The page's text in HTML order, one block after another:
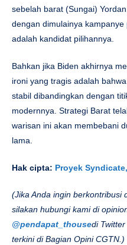
sebelah barat (Sungai)
dengan dimulainya
adalah kandidat pilihannya.
Bahkan jika Biden akhirnya
ironi yang tragis adalah
stabil dibandingkan dengan
modernnya. Strategi Barat
warisan ini akan membebani
lama.
Hak cipta: Proyek
(Jika Anda ingin berkontribusi
silakan hubungi kami di
@pendapat_thousedi
terkini di Bagian Opini CGTN.)